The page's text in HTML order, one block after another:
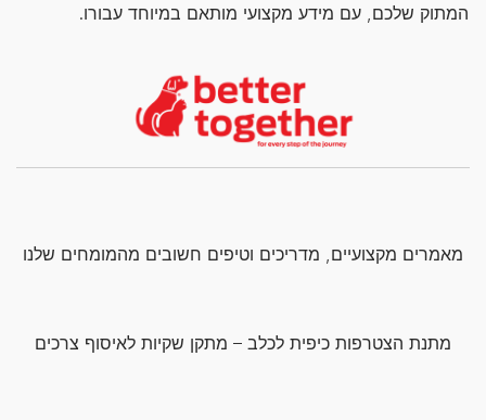
המתוק שלכם, עם מידע מקצועי מותאם במיוחד עבורו.
מאמרים מקצועיים, מדריכים וטיפים חשובים מהמומחים שלנו
מתנת הצטרפות כיפית לכלב – מתקן שקיות לאיסוף צרכים